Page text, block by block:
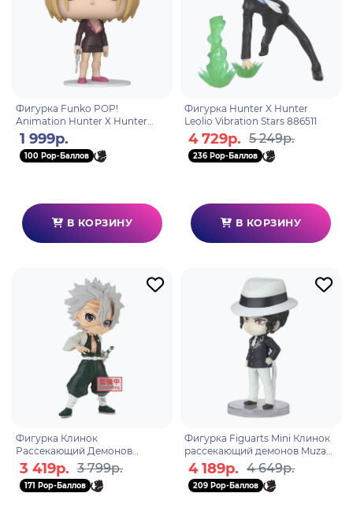
Фигурка Funko POP!
Animation Hunter Х Hunter
Pakunoda (1565) 75585
1 999р.
100 Pop-Баллов
В КОРЗИНУ
Фигурка Hunter X Hunter
Leolio Vibration Stars 886511
4 729р. 5 249р.
236 Pop-Баллов
В КОРЗИНУ
Фигурка Клинок
Рассекающий Демонов
Sanemi Shinazugawa 14 см
3 419р. 3 799р.
171 Pop-Баллов
Фигурка Figuarts Mini Клинок
рассекающий демонов Muzan
Kibutsuji 4573102637253
4 189р. 4 649р.
209 Pop-Баллов